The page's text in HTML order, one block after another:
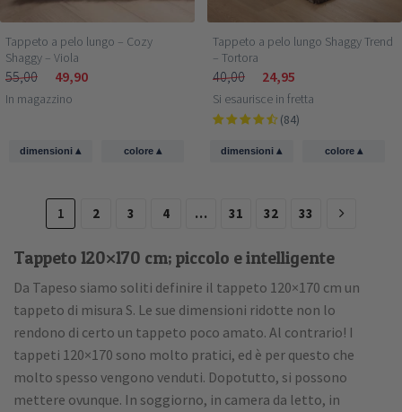
Tappeto a pelo lungo – Cozy
Shaggy – Viola
55,00 49,90
In magazzino
dimensioni▴ colore ▴
Tappeto a pelo lungo Shaggy Trend
– Tortora
40,00 24,95
Si esaurisce in fretta
(84)
dimensioni▴ colore ▴
1 2 3 4 … 31 32 33
Tappeto 120×170 cm; piccolo e intelligente
Da Tapeso siamo soliti definire il tappeto 120×170 cm un
tappeto di misura S. Le sue dimensioni ridotte non lo
rendono di certo un tappeto poco amato. Al contrario! I
tappeti 120×170 sono molto pratici, ed è per questo che
molto spesso vengono venduti. Dopotutto, si possono
mettere ovunque. In soggiorno, in camera da letto, in